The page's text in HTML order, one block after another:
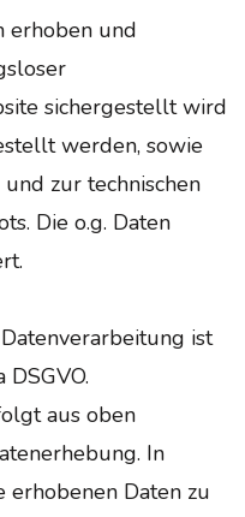
erhoben und
sichergestellt wird
werden, sowie
zur technischen
Die o.g. Daten
ist
aus oben
In
Daten zu